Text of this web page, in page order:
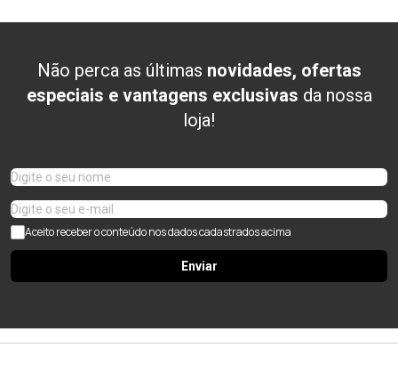
Não perca as últimas novidades, ofertas
especiais e vantagens exclusivas da nossa
loja!
Aceito receber o conteúdo nos dados cadastrados acima
Enviar